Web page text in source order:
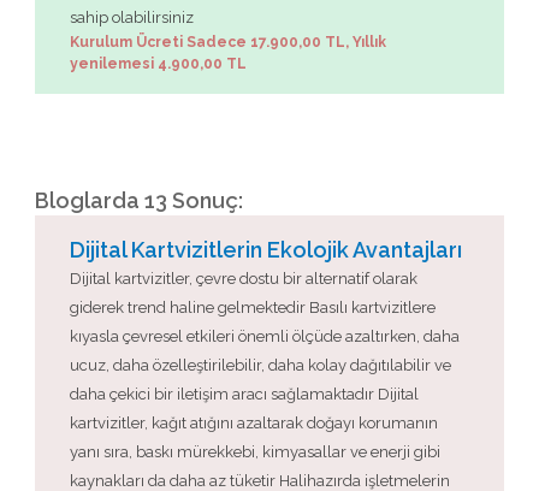
sahip olabilirsiniz
Kurulum Ücreti Sadece 17.900,00 TL, Yıllık
yenilemesi 4.900,00 TL
Bloglarda 13 Sonuç:
Dijital Kartvizitlerin Ekolojik Avantajları
Dijital kartvizitler, çevre dostu bir alternatif olarak
giderek trend haline gelmektedir Basılı kartvizitlere
kıyasla çevresel etkileri önemli ölçüde azaltırken, daha
ucuz, daha özelleştirilebilir, daha kolay dağıtılabilir ve
daha çekici bir iletişim aracı sağlamaktadır Dijital
kartvizitler, kağıt atığını azaltarak doğayı korumanın
yanı sıra, baskı mürekkebi, kimyasallar ve enerji gibi
kaynakları da daha az tüketir Halihazırda işletmelerin